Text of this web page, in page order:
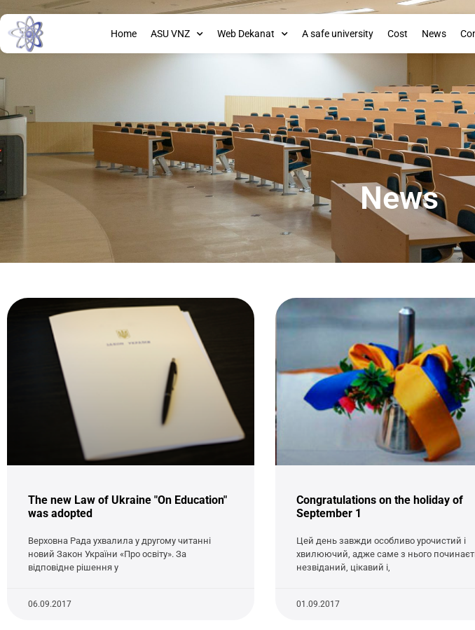
Home ASU VNZ Web Dekanat A safe university Cost News
News
The new Law of Ukraine "On Education"
was adopted
Верховна Рада ухвалила у другому читанні
новий Закон України «Про освіту». За
відповідне рішення у
06.09.2017
Congratulations on the holiday of
September 1
Цей день завжди особливо урочистий і
хвилюючий, адже саме з нього
незвіданий, цікавий і,
01.09.2017